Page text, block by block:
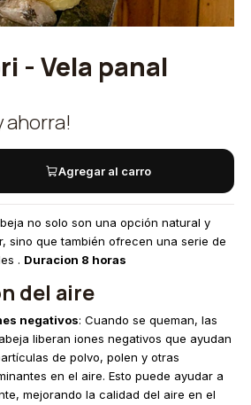
- Vela panal
ahorra!
Agregar al carro
no solo son una opción natural y
sino que también ofrecen una serie de
. Duracion 8 horas
del aire
negativos: Cuando se queman, las
liberan iones negativos que ayudan
de polvo, polen y otras
en el aire. Esto puede ayudar a
mejorando la calidad del aire en el